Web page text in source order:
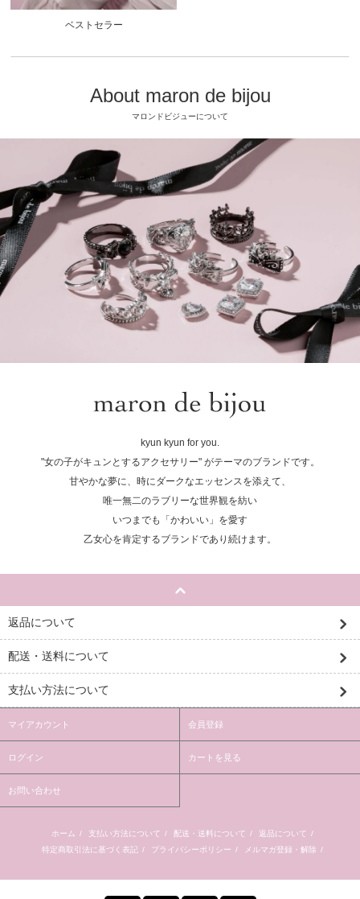
ベストセラー
About maron de bijou
マロンドビジューについて
kyun kyun for you.
"女の子がキュンとするアクセサリー" がテーマのブランドです。
甘やかな夢に、時にダークなエッセンスを添えて、
唯一無二のラブリーな世界観を紡い
いつまでも「かわいい」を愛す
乙女心を肯定するブランドであり続けます。
返品について
配送・送料について
支払い方法について
マイアカウント 会員登録
ログイン カートを見る
お問い合わせ
ホーム / 支払い方法について / 配送・送料について / 返品について /
特定商取引法に基づく表記 / プライバシーポリシー / メルマガ登録・解除 /